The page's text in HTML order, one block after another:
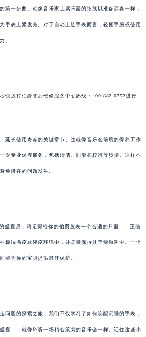
第一步曲。就像音乐家上紧乐器的弦线以准备演奏一样，
手表上紧发条。对于自动上链手表而言，轻摇手腕或使用
。
快拨打伯爵售后维修服务中心热线：400-882-0752进行
延长使用寿命的关键章节。这就像音乐会前后的保养工作
次专业保养服务，包括清洁、润滑和校准等步骤。这样不
免潜在的问题发生。
盛宴后，请记得给你的伯爵腕表一个合适的归宿——正确
极端温度或湿度环境中，并尽量保持其干燥和防尘。一个
能为你的宝贝提供最佳保护。
问题的探索之旅，我们不仅学习了如何唤醒沉睡的手表，
宴——就像聆听一场精心策划的音乐会一样。记住这些小